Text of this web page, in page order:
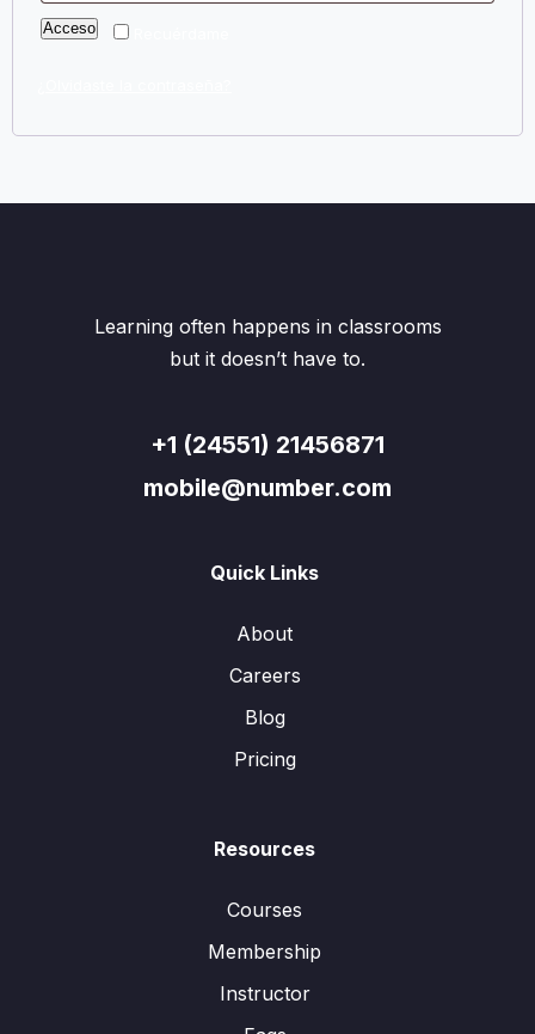
Acceso
Learning often happens in classrooms
but it doesn’t have to.
+1 (24551) 21456871
mobile@number.com
Quick Links
About
Careers
Blog
Pricing
Resources
Courses
Membership
Instructor